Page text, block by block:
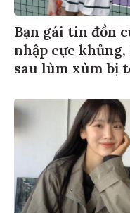
Bạn gái tin đồn
nhập cực
sau lùm xùm bị